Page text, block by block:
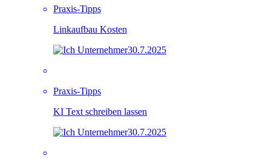
Praxis-Tipps
Linkaufbau Kosten
30.7.2025
Praxis-Tipps
KI Text schreiben lassen
30.7.2025